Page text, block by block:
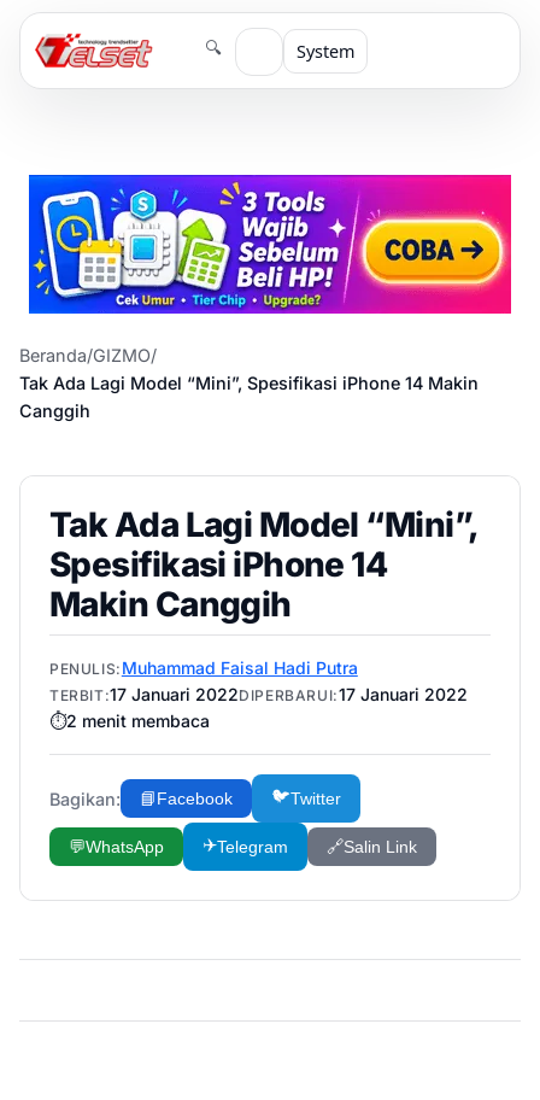
🔍 System
Beranda/GIZMO/
Tak Ada Lagi Model “Mini”, Spesifikasi iPhone 14 Makin
Canggih
Tak Ada Lagi Model “Mini”,
Spesifikasi iPhone 14
Makin Canggih
PENULIS: Muhammad Faisal Hadi Putra
TERBIT:17 Januari 2022DIPERBARUI:17 Januari 2022
⏱️2 menit membaca
Bagikan: 📘Facebook 🐦Twitter
💬WhatsApp ✈️Telegram 🔗Salin Link